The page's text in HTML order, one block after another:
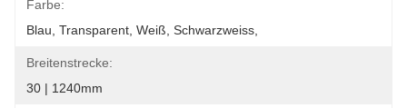
Farbe:
Blau, Transparent, Weiß, Schwarzweiss,
Breitenstrecke:
30 | 1240mm